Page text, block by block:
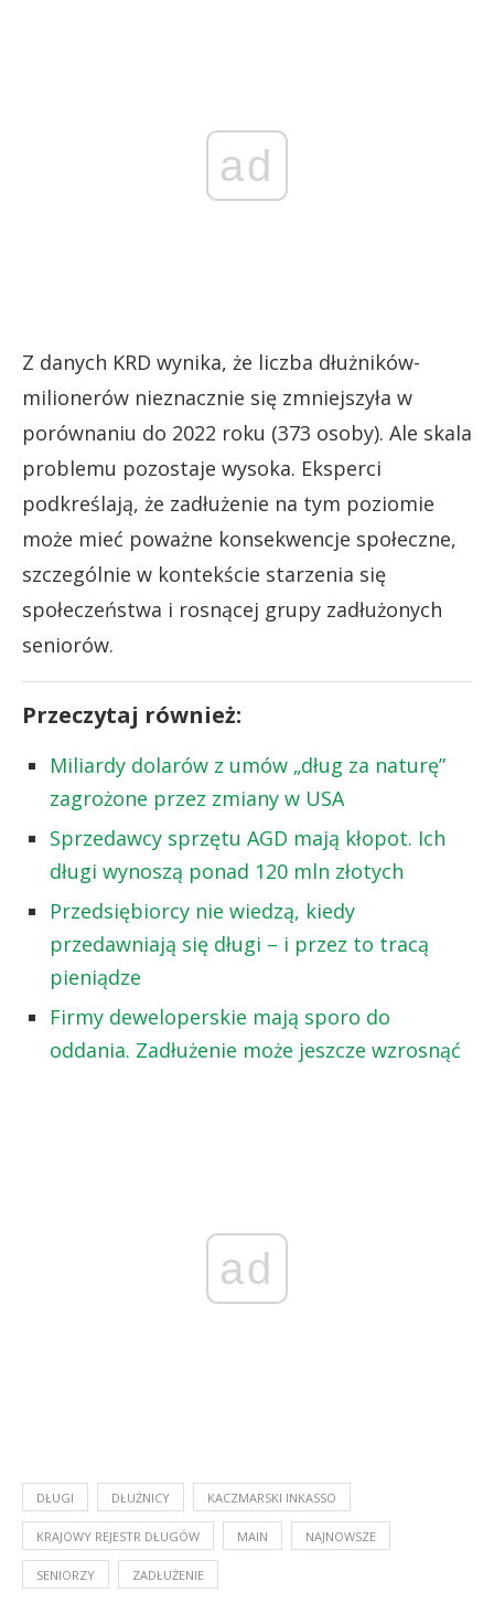
ad
Z danych KRD wynika, że liczba dłużników-
milionerów nieznacznie się zmniejszyła w
porównaniu do 2022 roku (373 osoby). Ale skala
problemu pozostaje wysoka. Eksperci
podkreślają, że zadłużenie na tym poziomie
może mieć poważne konsekwencje społeczne,
szczególnie w kontekście starzenia się
społeczeństwa i rosnącej grupy zadłużonych
seniorów.
Przeczytaj również:
Miliardy dolarów z umów „dług za naturę”
zagrożone przez zmiany w USA
Sprzedawcy sprzętu AGD mają kłopot. Ich
długi wynoszą ponad 120 mln złotych
Przedsiębiorcy nie wiedzą, kiedy
przedawniają się długi – i przez to tracą
pieniądze
Firmy deweloperskie mają sporo do
oddania. Zadłużenie może jeszcze wzrosnąć
ad
DŁUGI DŁUŻNICY KACZMARSKI INKASSO
KRAJOWY REJESTR DŁUGÓW MAIN NAJNOWSZE
SENIORZY ZADŁUŻENIE